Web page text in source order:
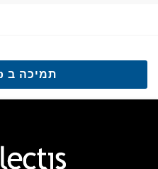
תמיכה ב WhatsApp